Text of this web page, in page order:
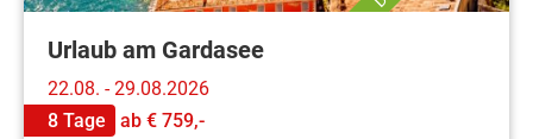
Urlaub am Gardasee
22.08. - 29.08.2026
8 Tage
ab € 759,-